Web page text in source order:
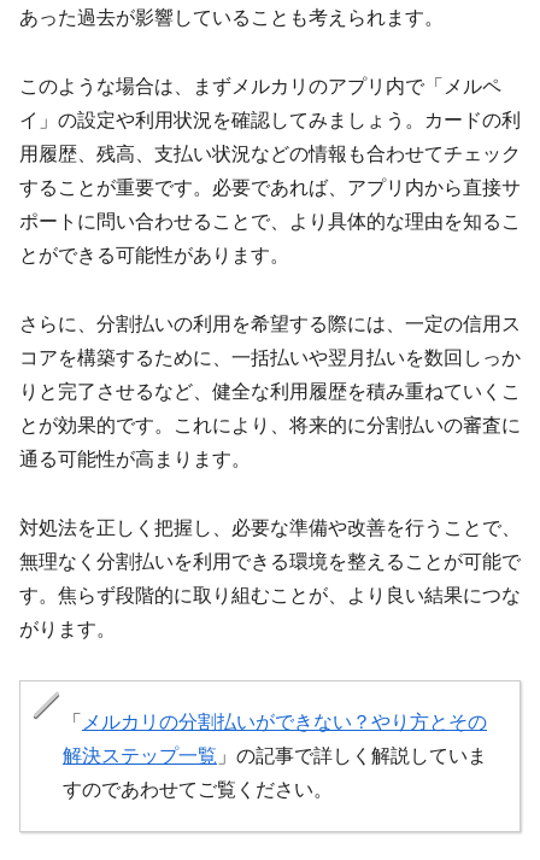
あった過去が影響していることも考えられます。
このような場合は、まずメルカリのアプリ内で「メルペ
イ」の設定や利用状況を確認してみましょう。カードの利
用履歴、残高、支払い状況などの情報も合わせてチェック
することが重要です。必要であれば、アプリ内から直接サ
ポートに問い合わせることで、より具体的な理由を知るこ
とができる可能性があります。
さらに、分割払いの利用を希望する際には、一定の信用ス
コアを構築するために、一括払いや翌月払いを数回しっか
りと完了させるなど、健全な利用履歴を積み重ねていくこ
とが効果的です。これにより、将来的に分割払いの審査に
通る可能性が高まります。
対処法を正しく把握し、必要な準備や改善を行うことで、
無理なく分割払いを利用できる環境を整えることが可能で
す。焦らず段階的に取り組むことが、より良い結果につな
がります。
「 メルカリの分割払いができない？やり方とその
解決ステップ一覧 」の記事で詳しく解説していま
すのであわせてご覧ください。